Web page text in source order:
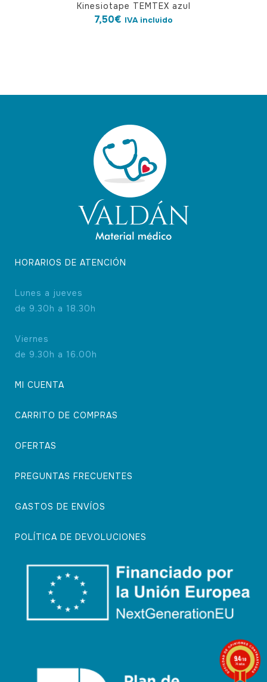
Kinesiotape TEMTEX azul
7,50€ IVA incluido
HORARIOS DE ATENCIÓN
Lunes a jueves
de 9.30h a 18.30h
Viernes
de 9.30h a 16.00h
MI CUENTA
CARRITO DE COMPRAS
OFERTAS
PREGUNTAS FRECUENTES
GASTOS DE ENVÍOS
POLÍTICA DE DEVOLUCIONES
9.4/10
74 notas